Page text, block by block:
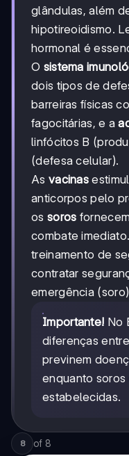
glândulas, além
hipotireoidismo.
hormonal é
O sistema
dois tipos de
barreiras físicas
fagocitárias, e a
linfócitos B
(defesa celular).
As vacinas
anticorpos pelo
os soros
combate
treinamento de
contratar
emergência
Importante! No
diferenças
previnem
enquanto
estabelecidas.
8 of 8